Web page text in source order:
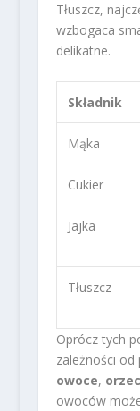
Tłuszcz,
wzbogaca
delikatne.
Składnik
Mąka
Cukier
Jajka
Tłuszcz
Oprócz tych
zależności
owoce,
owoców